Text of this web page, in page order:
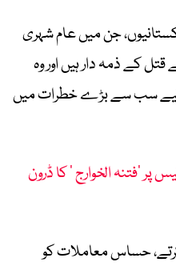
پاکستانیوں، جن میں عام شہری
قتل کے ذمہ دار ہیں اور وہ
لیے سب سے بڑے خطرات میں
’فتنہ الخوارج ‘ کا ڈرون
حساس معاملات کو